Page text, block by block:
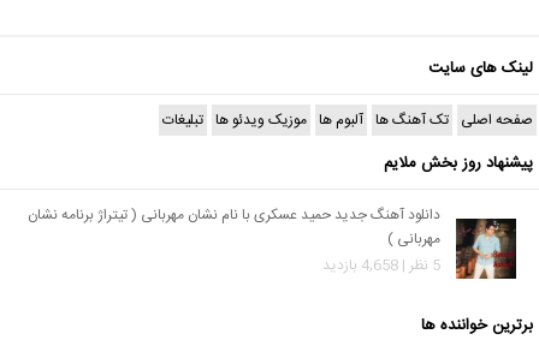
لینک های سایت
صفحه اصلی تک آهنگ ها آلبوم ها موزیک ویدئو ها تبلیغات
پیشنهاد روز بخش ملایم
دانلود آهنگ جدید حمید عسکری با نام نشان مهربانی ( تیتراژ برنامه نشان
مهربانی )
5 نظر | 4,658 بازدید
برترین خواننده ها